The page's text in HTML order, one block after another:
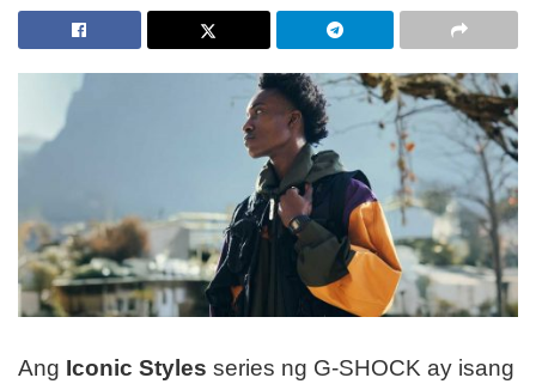
Ang Iconic Styles series ng G-SHOCK ay isang